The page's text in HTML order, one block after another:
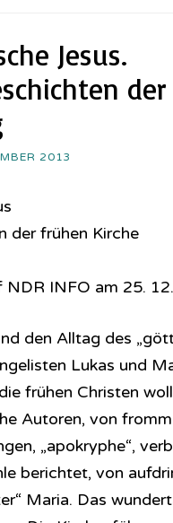
Jesus.
2013
der frühen Kirche
NDR INFO am 25.
den Alltag des
Lukas und
frühen Christen
Autoren, von
„apokryphe“,
berichtet, von
Maria. Das